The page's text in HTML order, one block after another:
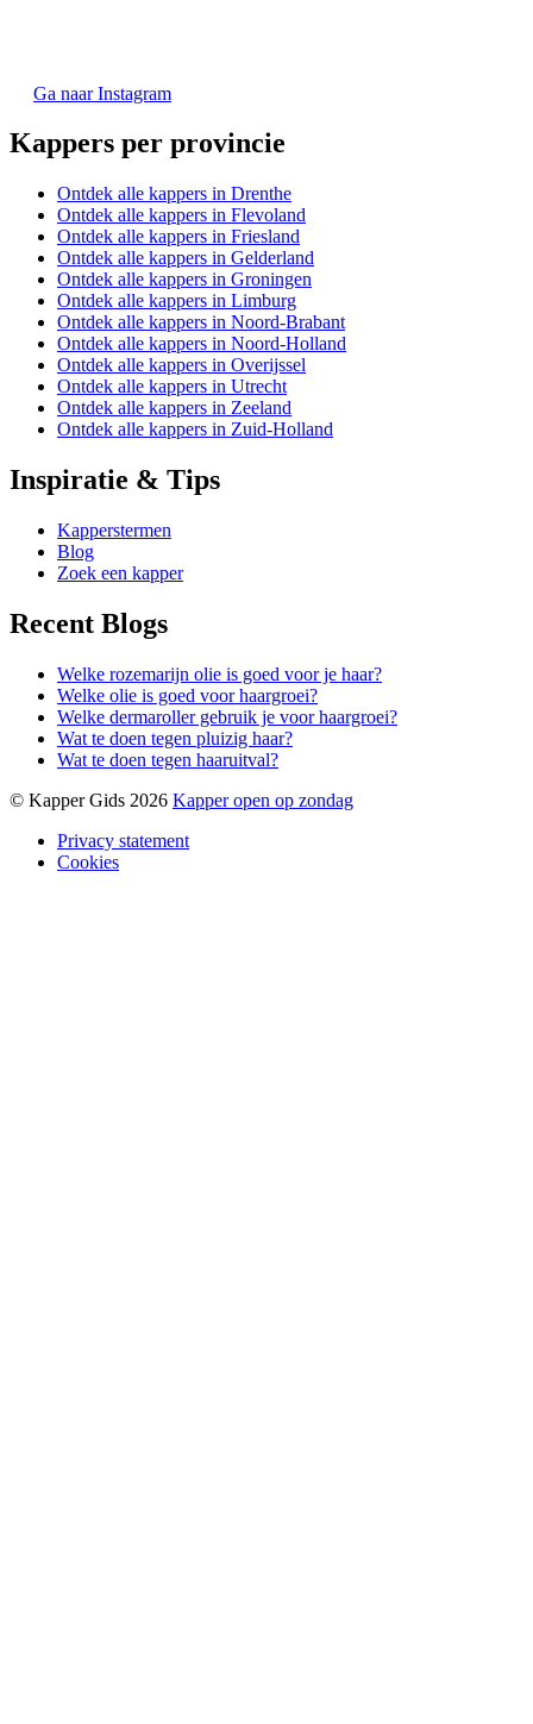
Ga naar Instagram
Kappers per provincie
Ontdek alle kappers in Drenthe
Ontdek alle kappers in Flevoland
Ontdek alle kappers in Friesland
Ontdek alle kappers in Gelderland
Ontdek alle kappers in Groningen
Ontdek alle kappers in Limburg
Ontdek alle kappers in Noord-Brabant
Ontdek alle kappers in Noord-Holland
Ontdek alle kappers in Overijssel
Ontdek alle kappers in Utrecht
Ontdek alle kappers in Zeeland
Ontdek alle kappers in Zuid-Holland
Inspiratie & Tips
Kapperstermen
Blog
Zoek een kapper
Recent Blogs
Welke rozemarijn olie is goed voor je haar?
Welke olie is goed voor haargroei?
Welke dermaroller gebruik je voor haargroei?
Wat te doen tegen pluizig haar?
Wat te doen tegen haaruitval?
© Kapper Gids 2026 Kapper open op zondag
Privacy statement
Cookies